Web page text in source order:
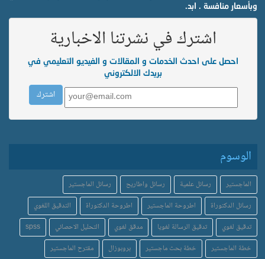
وبأسعار منافسة . ابد.
اشترك في نشرتنا الاخبارية
احصل على احدث الخدمات و المقالات و الفيديو التعليمي في
بريدك الالكتروني
الوسوم
الماجستير رسائل علمية رسائل واطاريح
رسائل الماجستير
رسائل الدكتوراة
اطروحة الماجستير اطروحة الدكتوراة
التدقيق اللغوي
تدقيق لغوي
تدقيق الرسالة لغويا مدقق لغوي التحليل الاحصائي
spss
خطة الماجستير
خطة بحث ماجستير بروبوزال مقترح الماجستير